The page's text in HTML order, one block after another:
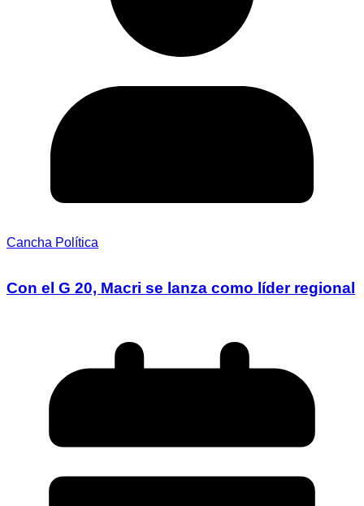
Cancha Política
Con el G 20, Macri se lanza como líder regional